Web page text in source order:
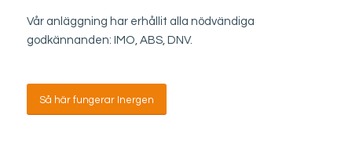
Vår anläggning har erhållit alla nödvändiga
godkännanden: IMO, ABS, DNV.
Så här fungerar Inergen